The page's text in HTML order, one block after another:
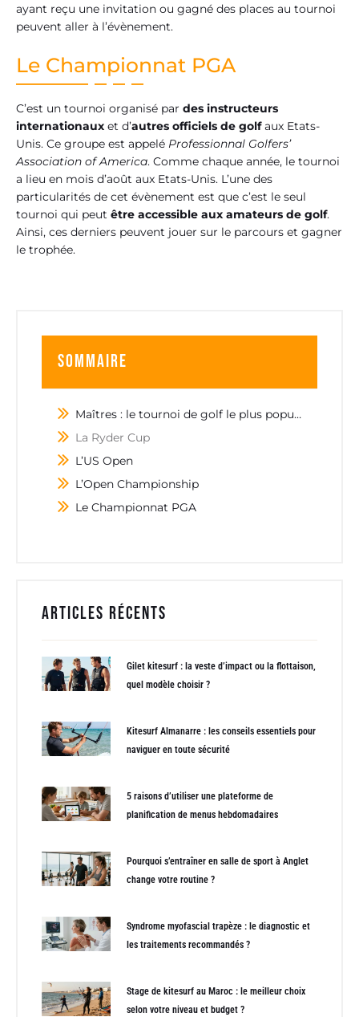
ayant reçu une invitation ou gagné des places au tournoi
peuvent aller à l’évènement.
Le Championnat PGA
C’est un tournoi organisé par des instructeurs
internationaux et d’autres officiels de golfaux Etats-
Unis. Ce groupe est appelé Professionnal Golfers’
Association of America. Comme chaque année, le tournoi
a lieu en mois d’août aux Etats-Unis. L’une des
particularités de cet évènement est que c’est le seul
tournoi qui peut être accessible aux amateurs de golf.
Ainsi, ces derniers peuvent jouer sur le parcours et gagner
le trophée.
Sommaire
Maîtres : le tournoi de golf le plus populaire
La Ryder Cup
L’US Open
L’Open Championship
Le Championnat PGA
Articles récents
Gilet kitesurf : la veste d’impact ou la flottaison,
quel modèle choisir ?
Kitesurf Almanarre : les conseils essentiels pour
naviguer en toute sécurité
5 raisons d’utiliser une plateforme de
planification de menus hebdomadaires
Pourquoi s’entraîner en salle de sport à Anglet
change votre routine ?
Syndrome myofascial trapèze : le diagnostic et
les traitements recommandés ?
Stage de kitesurf au Maroc : le meilleur choix
selon votre niveau et budget ?